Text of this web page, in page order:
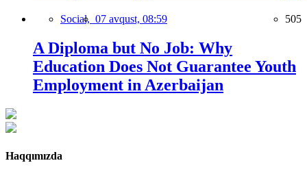
Social, 07 avqust, 08:59 505
A Diploma but No Job: Why
Education Does Not Guarantee Youth
Employment in Azerbaijan
Haqqımızda